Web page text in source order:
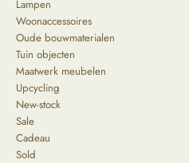
Lampen
Woonaccessoires
Oude bouwmaterialen
Tuin objecten
Maatwerk meubelen
Upcycling
New-stock
Sale
Cadeau
Sold